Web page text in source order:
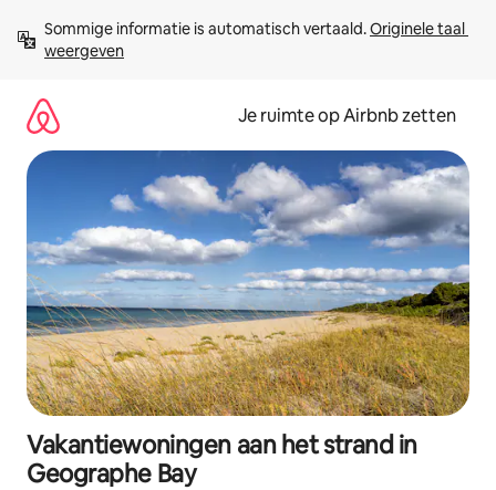
direct
naar
Sommige informatie is automatisch vertaald. Originele taal
weergeven
Je ruimte op Airbnb zetten
Vakantiewoningen aan het strand in
Geographe Bay